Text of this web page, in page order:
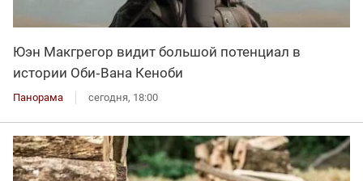
Юэн Макгрегор видит большой потенциал в
истории Оби‑Вана Кеноби
Панорама сегодня, 18:00